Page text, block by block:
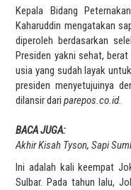
Kepala Bidang
Kaharuddin mengatakan
diperoleh berdasarkan
Presiden yakni sehat,
usia yang sudah layak
presiden menyetujuinya
dilansir dariparepos.co.id.
BACA JUGA:
Akhir Kisah Tyson, Sapi
Ini adalah kali keempat
Sulbar. Pada tahun lalu,